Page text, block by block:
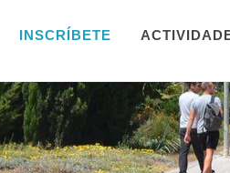
INSCRÍBETE